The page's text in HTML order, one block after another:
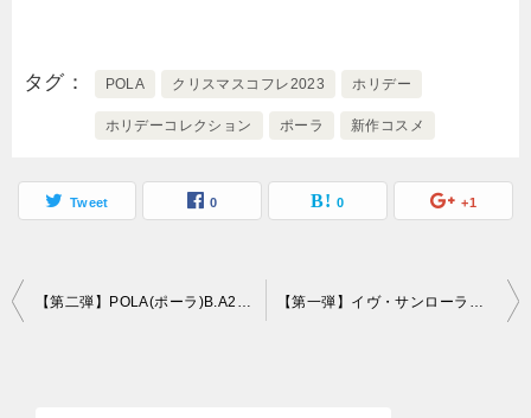
タグ POLA クリスマスコフレ2023 ホリデー
ホリデーコレクション ポーラ 新作コスメ
Tweet 0 0 +1
投
【第二弾】POLA(ポーラ)B.A2023中身・予約日・発売日・通販ができるサイト 【第一弾】イヴ・サンローラン（YSL）クリスマスコフレ2023予約日・発売日・ネット通販サイト